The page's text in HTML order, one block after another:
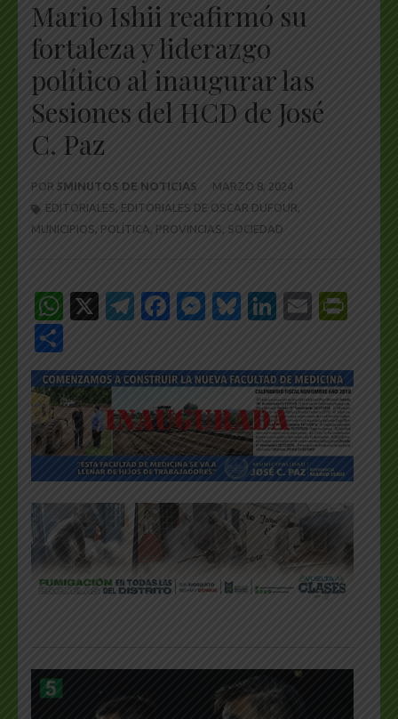
Mario Ishii reafirmó su
fortaleza y liderazgo
político al inaugurar las
Sesiones del HCD de José
C. Paz
POR 5MINUTOS DE NOTICIAS
MARZO 8, 2024
EDITORIALES, EDITORIALES DE OSCAR DUFOUR,
MUNICIPIOS, POLÍTICA PROVINCIAS SOCIEDAD
WhatsApp
X Telegram
Facebook
Messenger
Bluesky
LinkedIn
Email